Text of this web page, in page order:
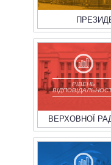
РІВЕНЬ
ВЕРХОВНОЇ